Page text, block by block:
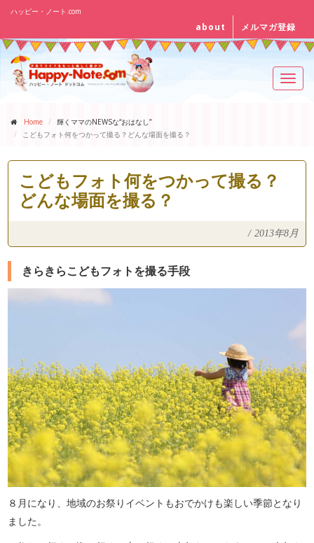
ハッピー・ノート.com
about メルマガ登録
Home
輝くママのNEWSな“おはなし”
こどもフォト何をつかって撮る？どんな場面を撮る？
こどもフォト何をつかって撮る？
どんな場面を撮る？
/ 2013年8月
きらきらこどもフォトを撮る手段
８月になり、地域のお祭りイベントもおでかけも楽しい季節となり
ました。